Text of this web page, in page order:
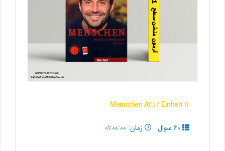
Menschen A2.1 / Einheit 12
زمان: 01:00:00